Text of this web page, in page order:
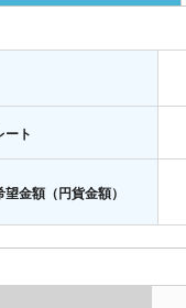
ート
望金額（円貨金額）